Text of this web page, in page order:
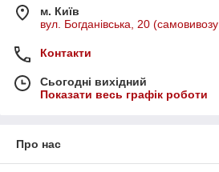
м. Київ
вул. Богданівська, 20
Контакти
Сьогодні вихідний
Показати весь графік роботи
Про нас